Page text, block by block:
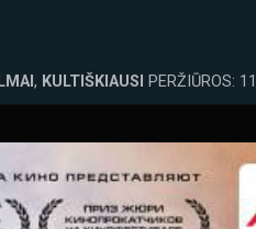
, KULTIŠKIAUSI PERŽIŪROS: